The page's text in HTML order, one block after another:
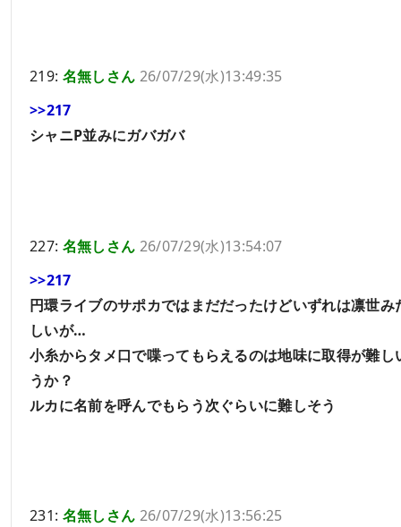
219: 名無しさん 26/07/29(水)13:49:35
>>217
シャニP並みにガバガバ
227: 名無しさん 26/07/29(水)13:54:07
>>217
円環ライブのサポカではまだだったけどいずれは凛世
しいが…
小糸からタメ口で喋ってもらえるのは地味に取得が難
うか？
ルカに名前を呼んでもらう次ぐらいに難しそう
231: 名無しさん 26/07/29(水)13:56:25